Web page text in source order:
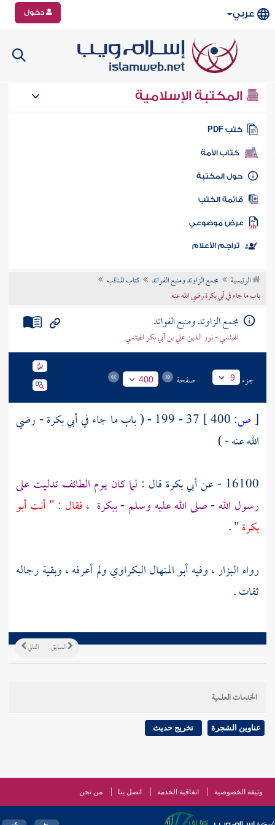
عربي دخول
المكتبة الإسلامية
كتب PDF
كتاب الأمة
المكتبة
الكتب
موضوعي
تراجم الأعلام
الرئيسية مجمع الزاوئد ومنبع الفوائد
كتاب المناقب
باب ما جاء في أبي بكرة رضي الله عنه
مجمع الزاوئد ومنبع الفوائد
الهيثمي - نور الدين علي بن أبي بكر الهيثمي
جزء 9 صفحة 400
[ص: 37 - 199 - ( باب ما جاء في أبي بكرة- رضي
الله عنه - )
16100 - عن
أبي بكرة قال : لما كان يوم الطائفتدليت على
رسول الله - صلى الله عليه وسلم - ببكرة ، فقال : " أنتأبو
بكرة" .
رواه البزار، وفيهأبو المنهال البكراويولم أعرفه ، وبقية رجاله
ثقات .
التالي السابق
الخدمات العلمية
عناوين الشجرة تخريج حديث
وثيقة الخصوصية اتفاقية الخدمة اتصل بنا من نحن